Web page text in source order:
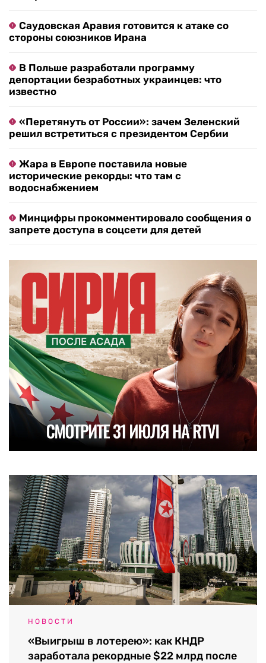
Саудовская Аравия готовится к атаке со
стороны союзников Ирана
В Польше разработали программу
депортации безработных украинцев: что
известно
«Перетянуть от России»: зачем Зеленский
решил встретиться с президентом Сербии
Жара в Европе поставила новые
исторические рекорды: что там с
водоснабжением
Минцифры прокомментировало сообщения о
запрете доступа в соцсети для детей
НОВОСТИ
«Выигрыш в лотерею»: как КНДР
заработала рекордные $22 млрд после